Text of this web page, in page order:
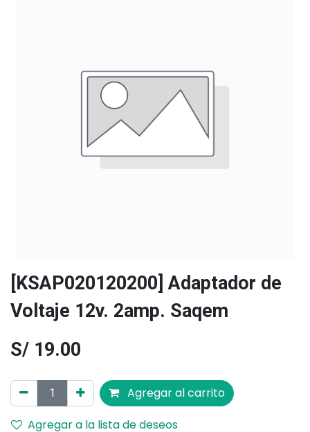
[KSAP020120200] Adaptador de
Voltaje 12v. 2amp. Saqem
S/ 19.00
Agregar al carrito
Agregar a la lista de deseos